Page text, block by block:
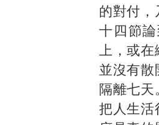
的對付，
十四節
上，或在
並沒有散
隔離七
把人生活